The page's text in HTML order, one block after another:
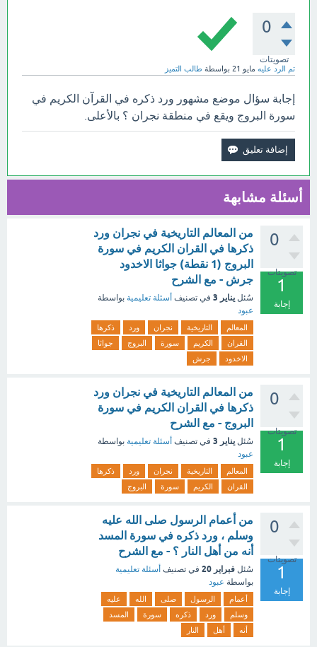
0
تصويتات
تم الرد عليه مايو 21 بواسطة طالب التميز
إجابة سؤال موضع مشهور ورد ذكره في القرآن الكريم في
سورة البروج ويقع في منطقة نجران ؟ بالأعلى.
أسئلة مشابهة
0
تصويتات
1
إجابة
من المعالم التاريخية في نجران ورد
ذكرها في القران الكريم في سورة
البروج (1 نقطة) جواثا الاخدود
جرش - مع الشرح
سُئل يناير 3 في تصنيف أسئلة تعليمية بواسطة
عبود
المعالم التاريخية نجران ورد
ذكرها
القران
الكريم سورة البروج
جواثا
الاخدود
جرش
0
تصويتات
1
إجابة
من المعالم التاريخية في نجران ورد
ذكرها في القران الكريم في سورة
البروج - مع الشرح
سُئل يناير 3 في تصنيف أسئلة تعليمية بواسطة
عبود
المعالم التاريخية نجران ورد
ذكرها
القران
الكريم سورة البروج
0
تصويتات
1
إجابة
من أعمام الرسول صلى الله عليه
وسلم ، ورد ذكره في سورة المسد
أنه من أهل النار ؟ - مع الشرح
سُئل فبراير 20 في تصنيف أسئلة تعليمية
بواسطة عبود
أعمام الرسول صلى الله
عليه
وسلم
ورد ذكره سورة
المسد
أنه
أهل النار